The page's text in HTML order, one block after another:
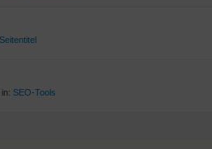
Seitentitel
in: SEO-Tools